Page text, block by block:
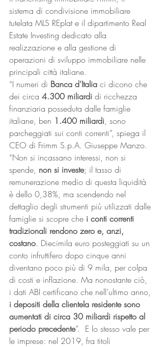
sistema di condivisione immobiliare
tutelata MLS REplat e il dipartimento Real
Estate Investing dedicato alla
realizzazione e alla gestione di
operazioni di sviluppo immobiliare nelle
principali città italiane.
“I numeri di Banca d’Italia ci dicono che
dei circa 4.300 miliardi di ricchezza
finanziaria posseduta dalle famiglie
italiane, ben 1.400 miliardi, sono
parcheggiati sui conti correnti”, spiega il
CEO di Frimm S.p.A. Giuseppe Manzo.
“Non si incassano interessi, non si
spende, non si investe; il tasso di
remunerazione medio di questa liquidità
è dello 0,38%, ma scendendo nel
dettaglio degli strumenti più utilizzati dalle
famiglie si scopre che i conti correnti
tradizionali rendono zero e, anzi,
costano. Diecimila euro posteggiati su un
conto infruttifero dopo cinque anni
diventano poco più di 9 mila, per colpa
di costi e inflazione. Ma nonostante ciò,
i dati ABI certificano che nell’ultimo anno,
i depositi della clientela residente sono
aumentati di circa 30 miliardi rispetto al
periodo precedente”.  E lo stesso vale per
le imprese: nel 2019, fra titoli